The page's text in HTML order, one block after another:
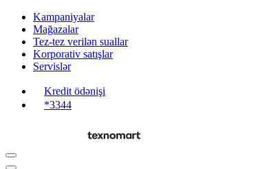
Kampaniyalar
Mağazalar
Tez-tez verilən suallar
Korporativ satışlar
Servislər
Kredit ödənişi
*3344